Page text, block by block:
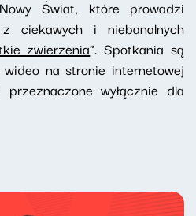
Świat, które prowadzi
ciekawych i niebanalnych
zwierzenia". Spotkania są
na stronie internetowej
wyłącznie dla